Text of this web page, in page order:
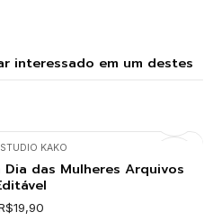
interessado em um destes
STUDIO KAKO
das Mulheres Arquivos